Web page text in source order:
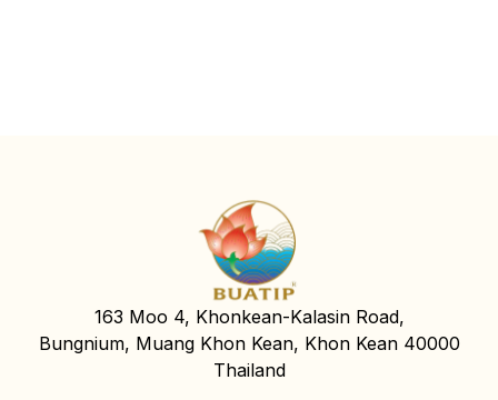
163 Moo 4, Khonkean-Kalasin Road,
Bungnium, Muang Khon Kean, Khon Kean 40000
Thailand